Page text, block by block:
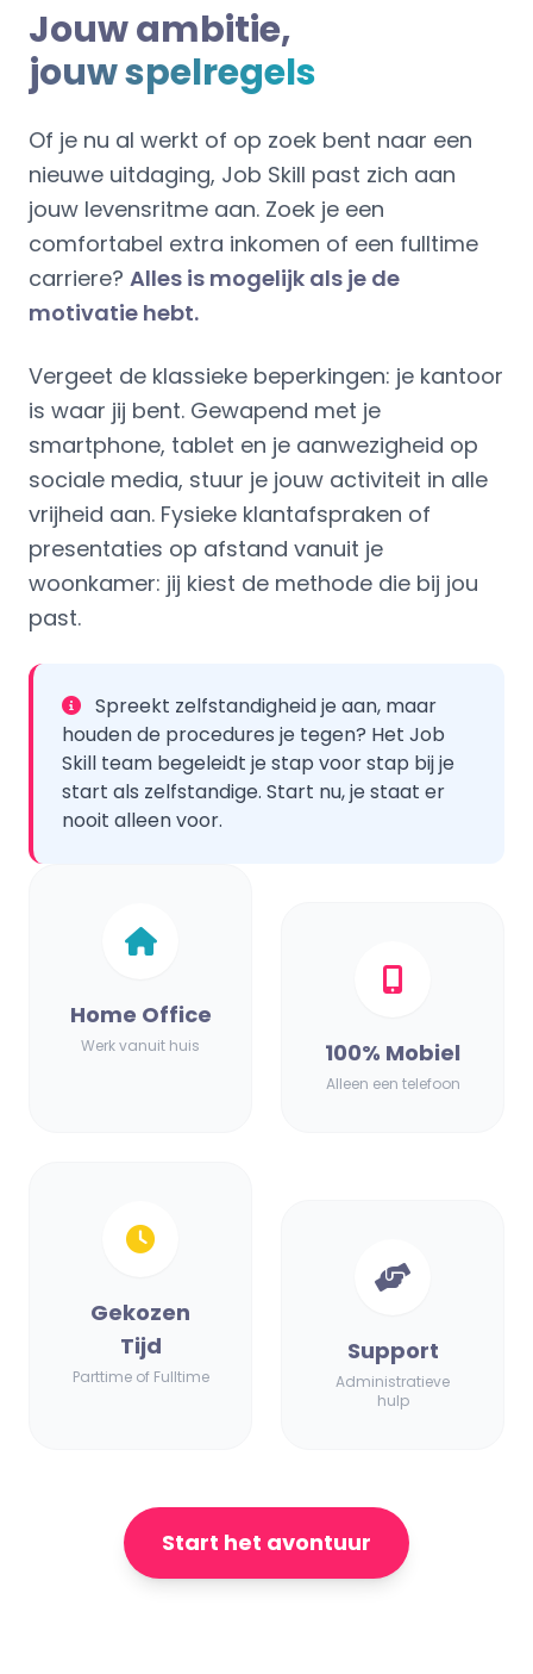
Jouw ambitie,
jouw spelregels
Of je nu al werkt of op zoek bent naar een
nieuwe uitdaging, Job Skill past zich aan
jouw levensritme aan. Zoek je een
comfortabel extra inkomen of een fulltime
carriere? Alles is mogelijk als je de
motivatie hebt.
Vergeet de klassieke beperkingen: je kantoor
is waar jij bent. Gewapend met je
smartphone, tablet en je aanwezigheid op
sociale media, stuur je jouw activiteit in alle
vrijheid aan. Fysieke klantafspraken of
presentaties op afstand vanuit je
woonkamer: jij kiest de methode die bij jou
past.
Spreekt zelfstandigheid je aan, maar
houden de procedures je tegen? Het Job
Skill team begeleidt je stap voor stap bij je
start als zelfstandige. Start nu, je staat er
nooit alleen voor.
Home Office
Werk vanuit huis 100% Mobiel
Alleen een telefoon
Gekozen
Tijd
Parttime of Fulltime
Support
Administratieve
hulp
Start het avontuur